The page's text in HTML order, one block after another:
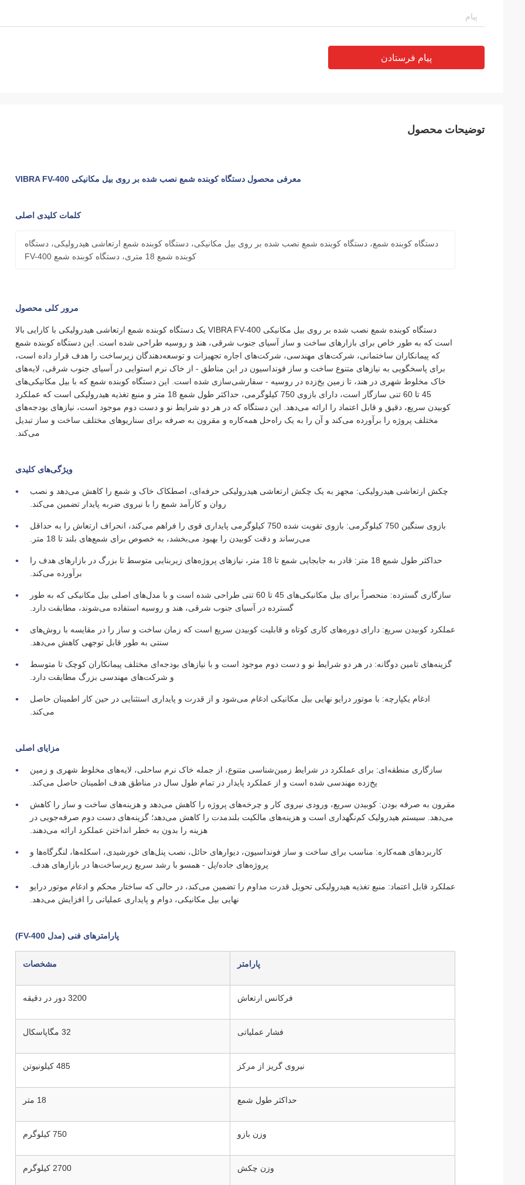
پیام فرستادن
توضیحات محصول
معرفی محصول دستگاه کوبنده شمع نصب شده بر روی بیل مکانیکی VIBRA FV-400
کلمات کلیدی اصلی
دستگاه کوبنده شمع، دستگاه کوبنده شمع نصب شده بر روی بیل مکانیکی، دستگاه کوبنده شمع ارتعاشی هیدرولیکی، دستگاه
کوبنده شمع 18 متری، دستگاه کوبنده شمع FV-400
مرور کلی محصول
دستگاه کوبنده شمع نصب شده بر روی بیل مکانیکی VIBRA FV-400 یک دستگاه کوبنده شمع ارتعاشی هیدرولیکی با کارایی بالا
است که به طور خاص برای بازارهای ساخت و ساز آسیای جنوب شرقی، هند و روسیه طراحی شده است. این دستگاه کوبنده شمع
که پیمانکاران ساختمانی، شرکت‌های مهندسی، شرکت‌های اجاره تجهیزات و توسعه‌دهندگان زیرساخت را هدف قرار داده است،
برای پاسخگویی به نیازهای متنوع ساخت و ساز فونداسیون در این مناطق - از خاک نرم استوایی در آسیای جنوب شرقی، لایه‌های
خاک مخلوط شهری در هند، تا زمین یخ‌زده در روسیه - سفارشی‌سازی شده است. این دستگاه کوبنده شمع که با بیل مکانیکی‌های
45 تا 60 تنی سازگار است، دارای بازوی 750 کیلوگرمی، حداکثر طول شمع 18 متر و منبع تغذیه هیدرولیکی است که عملکرد
کوبیدن سریع، دقیق و قابل اعتماد را ارائه می‌دهد. این دستگاه که در هر دو شرایط نو و دست دوم موجود است، نیازهای بودجه‌های
مختلف پروژه را برآورده می‌کند و آن را به یک راه‌حل همه‌کاره و مقرون به صرفه برای سناریوهای مختلف ساخت و ساز تبدیل
می‌کند.
ویژگی‌های کلیدی
چکش ارتعاشی هیدرولیکی: مجهز به یک چکش ارتعاشی هیدرولیکی حرفه‌ای، اصطکاک خاک و شمع را کاهش می‌دهد و نصب
روان و کارآمد شمع را با نیروی ضربه پایدار تضمین می‌کند.
بازوی سنگین 750 کیلوگرمی: بازوی تقویت شده 750 کیلوگرمی پایداری قوی را فراهم می‌کند، انحراف ارتعاش را به حداقل
می‌رساند و دقت کوبیدن را بهبود می‌بخشد، به خصوص برای شمع‌های بلند تا 18 متر.
حداکثر طول شمع 18 متر: قادر به جابجایی شمع تا 18 متر، نیازهای پروژه‌های زیربنایی متوسط تا بزرگ در بازارهای هدف را
برآورده می‌کند.
سازگاری گسترده: منحصراً برای بیل مکانیکی‌های 45 تا 60 تنی طراحی شده است و با مدل‌های اصلی بیل مکانیکی که به طور
گسترده در آسیای جنوب شرقی، هند و روسیه استفاده می‌شوند، مطابقت دارد.
عملکرد کوبیدن سریع: دارای دوره‌های کاری کوتاه و قابلیت کوبیدن سریع است که زمان ساخت و ساز را در مقایسه با روش‌های
سنتی به طور قابل توجهی کاهش می‌دهد.
گزینه‌های تامین دوگانه: در هر دو شرایط نو و دست دوم موجود است و با نیازهای بودجه‌ای مختلف پیمانکاران کوچک تا متوسط
و شرکت‌های مهندسی بزرگ مطابقت دارد.
ادغام یکپارچه: با موتور درایو نهایی بیل مکانیکی ادغام می‌شود و از قدرت و پایداری استثنایی در حین کار اطمینان حاصل
می‌کند.
مزایای اصلی
سازگاری منطقه‌ای: برای عملکرد در شرایط زمین‌شناسی متنوع، از جمله خاک نرم ساحلی، لایه‌های مخلوط شهری و زمین
یخ‌زده مهندسی شده است و از عملکرد پایدار در تمام طول سال در مناطق هدف اطمینان حاصل می‌کند.
مقرون به صرفه بودن: کوبیدن سریع، ورودی نیروی کار و چرخه‌های پروژه را کاهش می‌دهد و هزینه‌های ساخت و ساز را کاهش
می‌دهد. سیستم هیدرولیک کم‌نگهداری است و هزینه‌های مالکیت بلندمدت را کاهش می‌دهد؛ گزینه‌های دست دوم صرفه‌جویی در
هزینه را بدون به خطر انداختن عملکرد ارائه می‌دهند.
کاربردهای همه‌کاره: مناسب برای ساخت و ساز فونداسیون، دیوارهای حائل، نصب پنل‌های خورشیدی، اسکله‌ها، لنگرگاه‌ها و
پروژه‌های جاده/پل - همسو با رشد سریع زیرساخت‌ها در بازارهای هدف.
عملکرد قابل اعتماد: منبع تغذیه هیدرولیکی تحویل قدرت مداوم را تضمین می‌کند، در حالی که ساختار محکم و ادغام موتور درایو
نهایی بیل مکانیکی، دوام و پایداری عملیاتی را افزایش می‌دهد.
پارامترهای فنی (مدل FV-400)
پارامتر مشخصات
فرکانس ارتعاش 3200 دور در دقیقه
فشار عملیاتی 32 مگاپاسکال
نیروی گریز از مرکز 485 کیلونیوتن
حداکثر طول شمع 18 متر
وزن بازو 750 کیلوگرم
وزن چکش 2700 کیلوگرم